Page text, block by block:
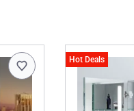
Hot Deals